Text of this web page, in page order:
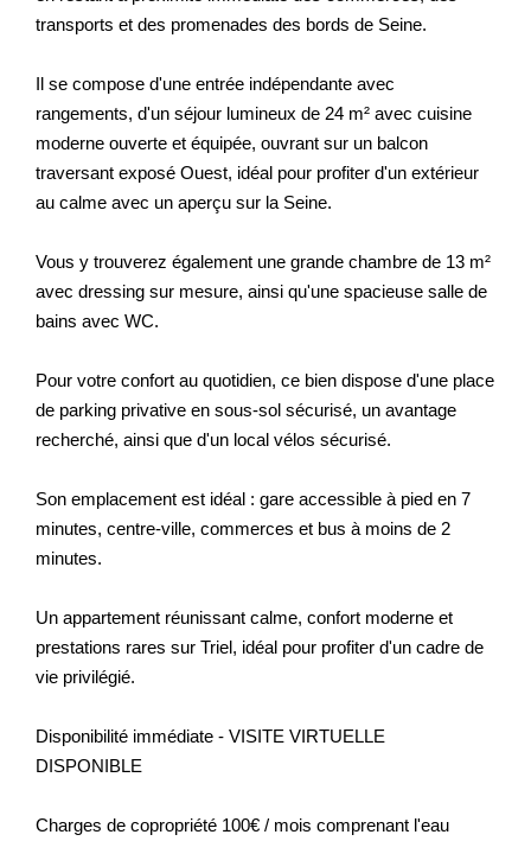
transports et des promenades des bords de Seine.
Il se compose d'une entrée indépendante avec
rangements, d'un séjour lumineux de 24 m² avec cuisine
moderne ouverte et équipée, ouvrant sur un balcon
traversant exposé Ouest, idéal pour profiter d'un extérieur
au calme avec un aperçu sur la Seine.
Vous y trouverez également une grande chambre de 13 m²
avec dressing sur mesure, ainsi qu'une spacieuse salle de
bains avec WC.
Pour votre confort au quotidien, ce bien dispose d'une place
de parking privative en sous-sol sécurisé, un avantage
recherché, ainsi que d'un local vélos sécurisé.
Son emplacement est idéal : gare accessible à pied en 7
minutes, centre-ville, commerces et bus à moins de 2
minutes.
Un appartement réunissant calme, confort moderne et
prestations rares sur Triel, idéal pour profiter d'un cadre de
vie privilégié.
Disponibilité immédiate - VISITE VIRTUELLE
DISPONIBLE
Charges de copropriété 100€ / mois comprenant l'eau